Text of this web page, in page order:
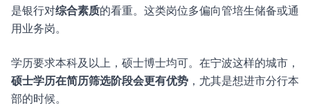
是银行对综合素质的看重。这类岗位多偏向管培生储备或通
用业务岗。
学历要求本科及以上，硕士博士均可。在宁波这样的城市，
硕士学历在简历筛选阶段会更有优势 ，尤其是想进市分行本
部的时候。